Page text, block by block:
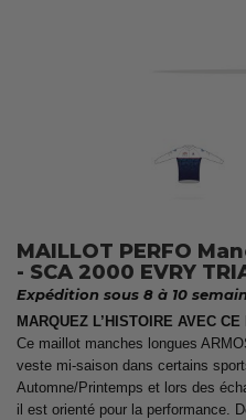
MAILLOT PERFO
- SCA 2000 EVRY
Expédition sous 8 à 10
MARQUEZ L’HISTOIRE AVEC
Ce maillot manches longues
veste mi-saison dans certains
Automne/Printemps et lors des
il est orienté pour la performance.